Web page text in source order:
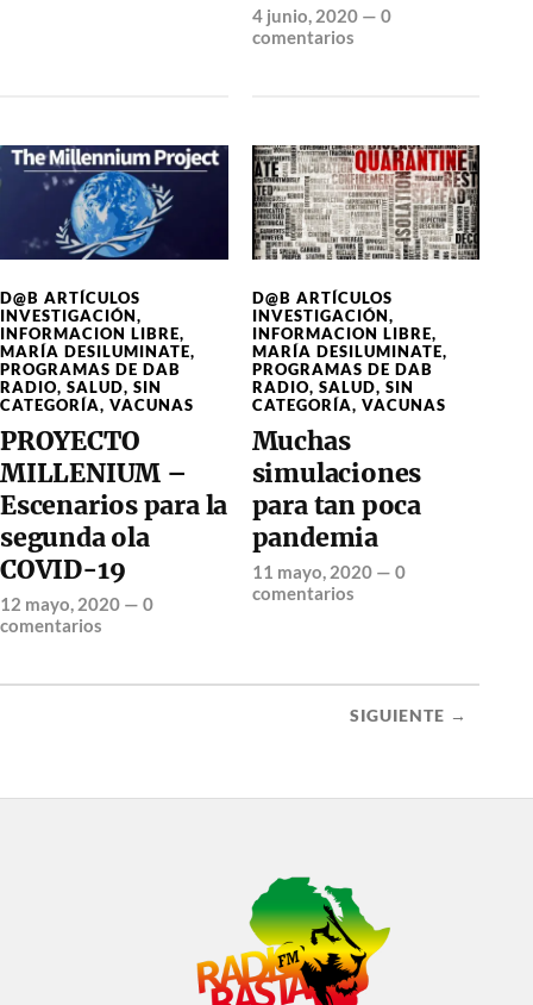
4 junio, 2020— 0
comentarios
D@B ARTÍCULOS
INVESTIGACIÓN,
INFORMACION LIBRE,
MARÍA DESILUMINATE,
PROGRAMAS DE DAB
RADIO, SALUD, SIN
CATEGORÍA, VACUNAS
PROYECTO
MILLENIUM –
Escenarios para la
segunda ola
COVID-19
12 mayo, 2020 — 0
comentarios
D@B ARTÍCULOS
INVESTIGACIÓN,
INFORMACION LIBRE,
MARÍA DESILUMINATE,
PROGRAMAS DE DAB
RADIO, SALUD, SIN
CATEGORÍA, VACUNAS
Muchas
simulaciones
para tan poca
pandemia
11 mayo, 2020— 0
comentarios
SIGUIENTE →